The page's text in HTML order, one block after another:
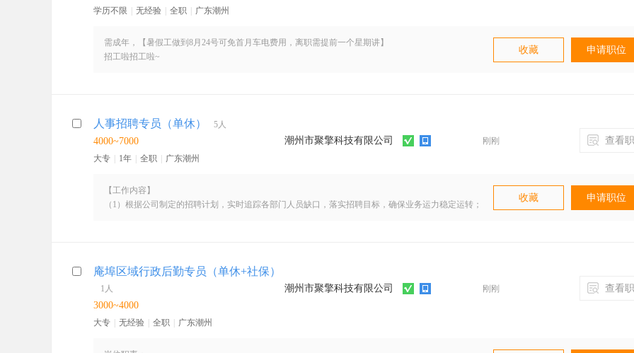
物流岗：运力调度、骑手管理、数据运营
学历不限 无经验 全职 广东潮州
需成年，【暑假工做到8月24号可免首月车电费用，离职需提前一个星期讲】
招工啦招工啦~
2、身体健康、无隐疾
3、会驾驶电动车
4、积极向上、有团队意识
有意者可直接投递简历后电话联系
入职可享受高额补贴，福利多无套路，赶紧找我们报名了解吧！
收藏 申请职位
人事招聘专员（单休） 5人
4000~7000
大专 1年 全职 广东潮州
潮州市聚擎科技有限公司 刚刚 查看
【工作内容】
（1）根据公司制定的招聘计划，实时追踪各部门人员缺口，落实招聘目标，确保业务运力稳定运转；
【任职要求】
（1）1年以上招聘相关经验， 熟悉全流程招聘及渠道开发优先；
（2）熟练使用招聘系统、办公软件，抗压能力MAX。
（3）不满足于常规，敢尝试新渠道与模式；
收藏 申请职位
庵埠区域行政后勤专员（单休+社保）
1人
3000~4000
大专 无经验 全职 广东潮州
潮州市聚擎科技有限公司 刚刚 查看